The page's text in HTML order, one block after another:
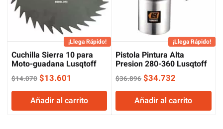
¡Llega Rápido!
Cuchilla Sierra 10 para
Moto-guadana Lusqtoff
$14.070 El
precio
original
era:
$13.601
precio
actual
es:
Añadir al carrito
¡Llega Rápido!
Pistola Pintura Alta
Presion 280-360 Lusqtoff
$36.896El
precio
original
era:
$34.732
precio
actual
es:
Añadir al carrito